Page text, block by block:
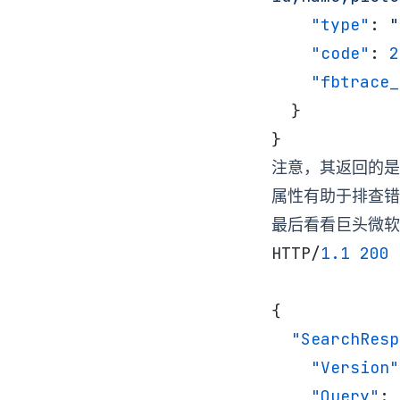
    "type"
:
    "code"
:
  }
}
注意，其返回的
属性有助于排查
最后看看巨头微
HTTP/1.1 200
{
    "Version"